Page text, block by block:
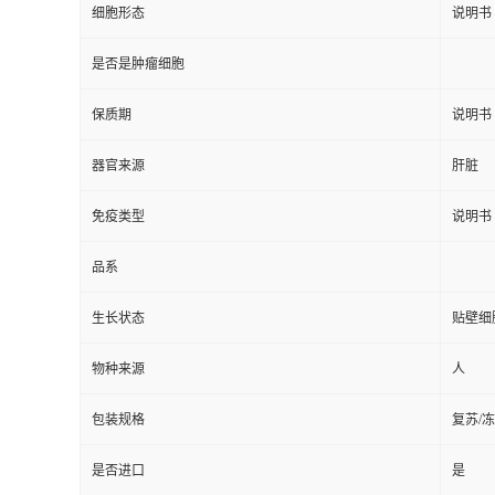
细胞形态 说明书
是否是肿瘤细胞
保质期 说明书
器官来源 肝脏
免疫类型 说明书
品系
生长状态 贴壁细
物种来源 人
包装规格 复苏/
是否进口 是